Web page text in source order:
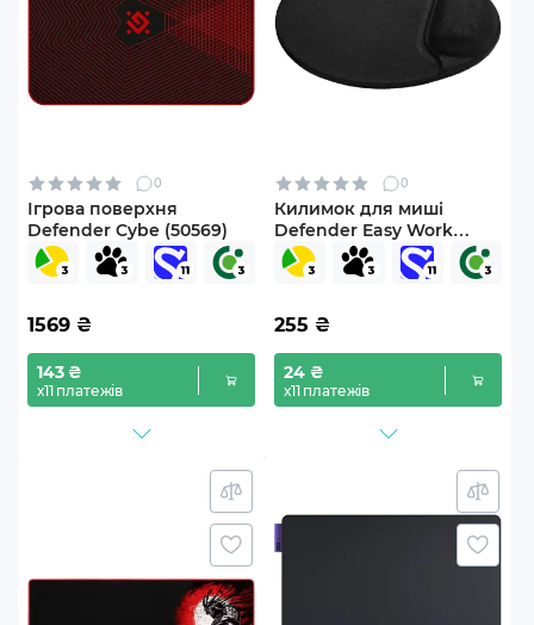
0
Ігрова поверхня
Defender Cybe (50569)
1569 ₴
143 ₴
х11 платежів
0
Килимок для миші
Defender Easy Work
(50905)
255 ₴
24 ₴
х11 платежів